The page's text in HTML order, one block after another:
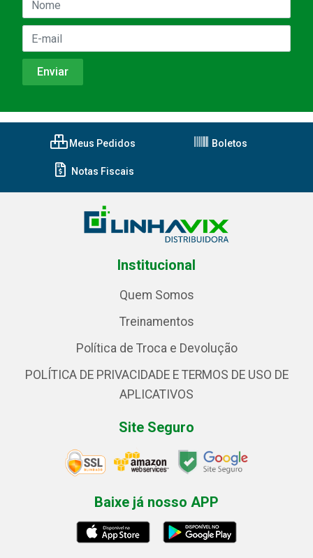
Meus Pedidos Boletos
Notas Fiscais
Institucional
Quem Somos
Treinamentos
Política de Troca e Devolução
POLÍTICA DE PRIVACIDADE E TERMOS DE USO DE
APLICATIVOS
Site Seguro
Baixe já nosso APP